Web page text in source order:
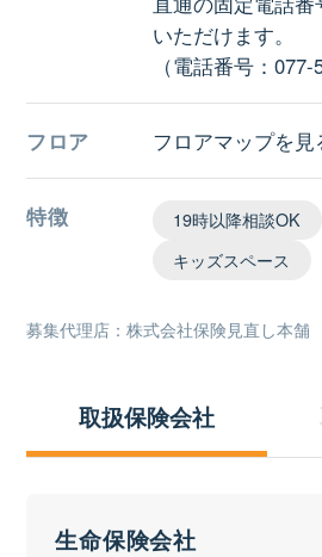
施設駐車場：約
いただけます。
（電話番号：077-
フロア フロアマップを見
特徴 19時以降相談OK
キッズスペース
募集代理店：株式会社保険見直し本舗
取扱保険会社
生命保険会社